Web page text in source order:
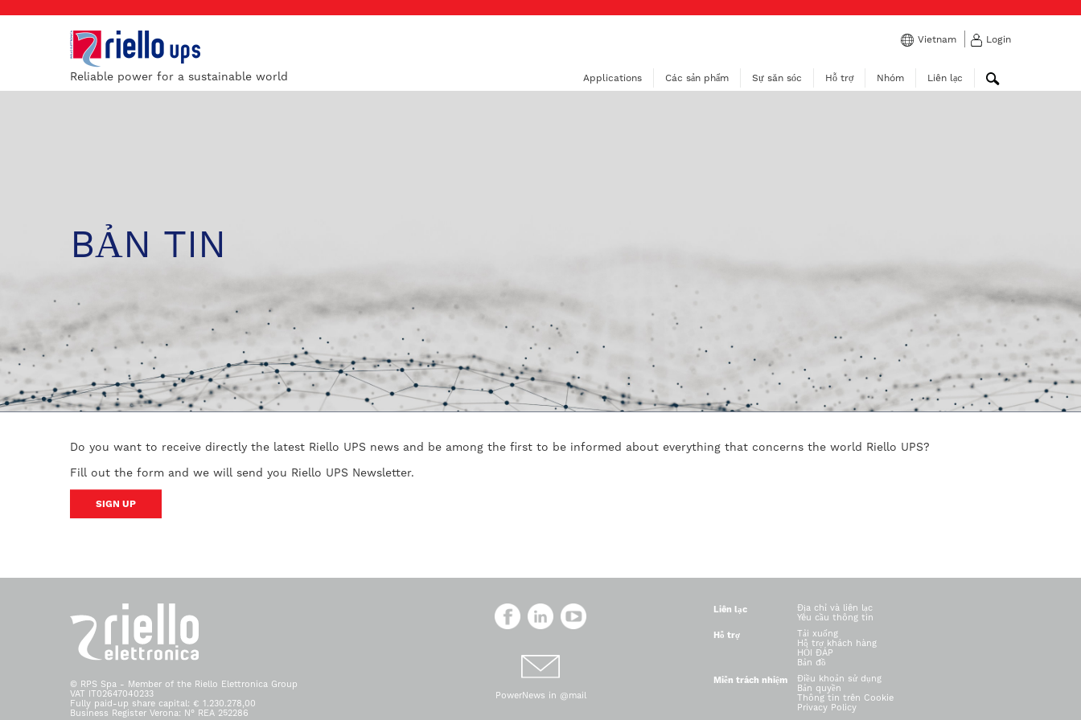
Reliable power for a sustainable world
Vietnam Login
Applications Các sản phẩm Sự săn sóc Hỗ trợ Nhóm Liên lạc
BẢN TIN
Do you want to receive directly the latest Riello UPS news and be among the first to be informed about everything that concerns the world Riello UPS?
Fill out the form and we will send you Riello UPS Newsletter.
SIGN UP
© RPS Spa - Member of the Riello Elettronica Group
VAT IT02647040233
Fully paid-up share capital: € 1.230.278,00
Business Register Verona: N° REA 252286
PowerNews in @mail
Liên lạc
Địa chỉ và liên lạc
Yêu cầu thông tin
Hỗ trợ
Tải xuống
Hỗ trợ khách hàng
HỎI ĐÁP
Bản đồ
Miễn trách nhiệm
Điều khoản sử dụng
Bản quyền
Thông tin trên Cookie
Privacy Policy